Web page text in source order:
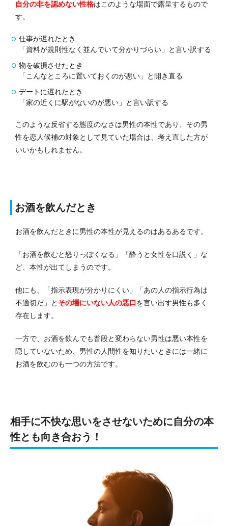
自分の非を認めない性格はこのような場面で露呈するもので
す。
仕事が遅れたとき
「資料が規則性なく並んでいて分かりづらい」と言い訳する
物を破損させたとき
「こんなところに置いておくのが悪い」と開き直る
デートに遅れたとき
「家の近くに駅がないのが悪い」と言い訳する
このような反省する態度のなさは男性の本性であり、その男
性を恋人候補の対象として見ていた場合は、考え直した方が
いいかもしれません。
お酒を飲んだとき
お酒を飲んだときに男性の本性が見えるのはあるあるです。
「お酒を飲むと怒りっぽくなる」「酔うと女性を口説く」な
ど、本性が出てしまうのです。
他にも、「指示表現が分かりにくい」「あの人の指示行為は
不適切だ」と その場にいない人の悪口を言い出す男性も多く
存在します。
一方で、お酒を飲んでも普段と変わらない男性は悪い本性を
隠していないため、男性の人間性を知りたいときには一緒に
お酒を飲むのも一つの方法です。
相手に不快な思いをさせないために自分の本
性とも向き合おう！